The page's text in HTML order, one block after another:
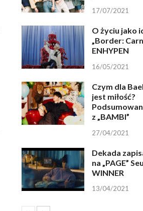
17/07/2021
O życiu jako
„Border:
ENHYPEN
16/05/2021
Czym dla
jest miłość?
z „BAMBI”
27/04/2021
Dekada
na „PAGE”
WINNER
13/04/2021